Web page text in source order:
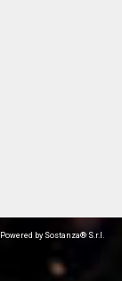
Powered by Sostanza® S.r.l.